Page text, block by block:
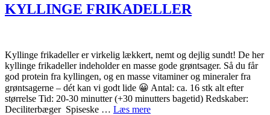
KYLLINGE FRIKADELLER
Kyllinge frikadeller er virkelig lækkert, nemt og dejlig sundt! De her
kyllinge frikadeller indeholder en masse gode grøntsager. Så du får
god protein fra kyllingen, og en masse vitaminer og mineraler fra
grøntsagerne – dét kan vi godt lide 😀 Antal: ca. 16 stk alt efter
størrelse Tid: 20-30 minutter (+30 minutters bagetid) Redskaber:
Deciliterbæger Spiseske … Læs mereKYLLINGE